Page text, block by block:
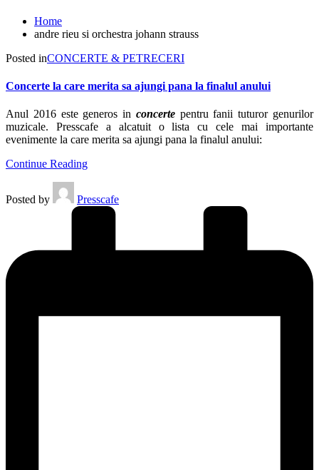
Home
andre rieu si orchestra johann strauss
Posted inCONCERTE & PETRECERI
Concerte la care merita sa ajungi pana la finalul anului
Anul 2016 este generos in concertepentru fanii tuturor genurilor
muzicale. Presscafe a alcatuit o lista cu cele mai importante
evenimente la care merita sa ajungi pana la finalul anului:
Continue Reading
Posted by Presscafe